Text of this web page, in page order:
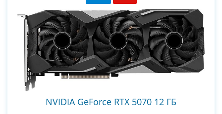
NVIDIA GeForce RTX 5070 12 ГБ